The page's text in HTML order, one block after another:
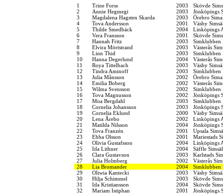
1 Trine Forss 2003
Skövde
2
Annie Hegmegi 2003
Jönköpings
3
Magdalena Hagsten Skarda 2003
Örebro
4
Tova Andersson 2001
Väsby
5
Thilde Smedbäck 2004
Linköpings
6
Vera Fransson 2001
Skövde
7
Hannah Fritz 2003
Simklubben
8
Elvira Mörtstrand 2003
Västerås
9
Linn Thid 2003
Simklubben
10
Hanna Degerlund 2004
Västerås
11
Roya Tittelbach 2003
Väsby
12
Tindra Aminoff 2003
Simklubben
13
Julia Månsson 2002
Örebro
14
Emilia Boberg 2002
Västerås
15
Wilma Svensson 2002
Simklubben
16
Tova Magnusson 2002
Jönköpings
17
Moa Bergdahl 2003
Simklubben
18
Cornelia Johansson 2003
Jönköpings
19
Cornelia Eklund 2000
Väsby
20
Lena Årebo 2002
Linköpings
21
Matilda Nilsson 2004
Jönköpings
22
Tova Franzén 2001
Upsala
23
Ebba Olsson 2001
Mariestads
24
Olivia Gustafsson 2004
Linköpings
25
Ida Lithner 2004
Säffle
26
Clara Gustavson 2003
Karlstads
27
Julia Holmberg 2002
Västerås
28
Lia Bromander 2004
Simklubben
29
Oliwia Kantecki 2003
Väsby
30
Hilja Schimmel 2003
Skövde
31
Ida Kristiansson 2004
Skövde
32
Mariam Istiphan 2001 Jönköpings